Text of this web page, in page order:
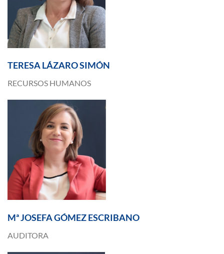
TERESA LÁZARO SIMÓN
RECURSOS HUMANOS
Mª JOSEFA GÓMEZ ESCRIBANO
AUDITORA